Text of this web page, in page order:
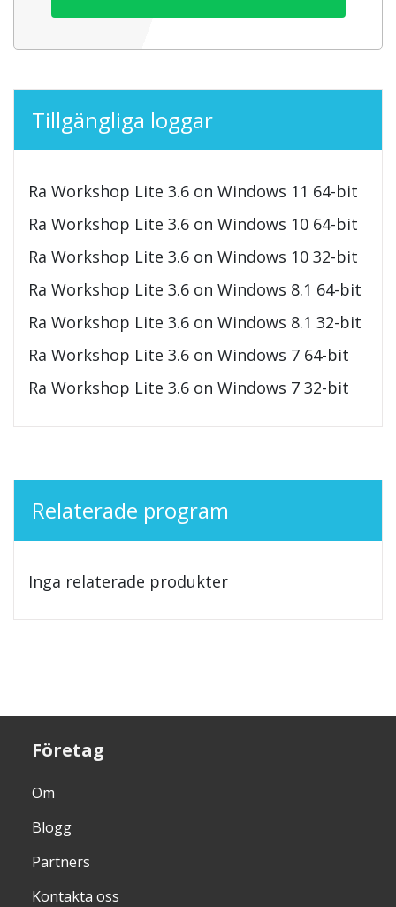
Tillgängliga loggar
Ra Workshop Lite 3.6 on Windows 11 64-bit
Ra Workshop Lite 3.6 on Windows 10 64-bit
Ra Workshop Lite 3.6 on Windows 10 32-bit
Ra Workshop Lite 3.6 on Windows 8.1 64-bit
Ra Workshop Lite 3.6 on Windows 8.1 32-bit
Ra Workshop Lite 3.6 on Windows 7 64-bit
Ra Workshop Lite 3.6 on Windows 7 32-bit
Relaterade program
Inga relaterade produkter
Företag
Om
Blogg
Partners
Kontakta oss